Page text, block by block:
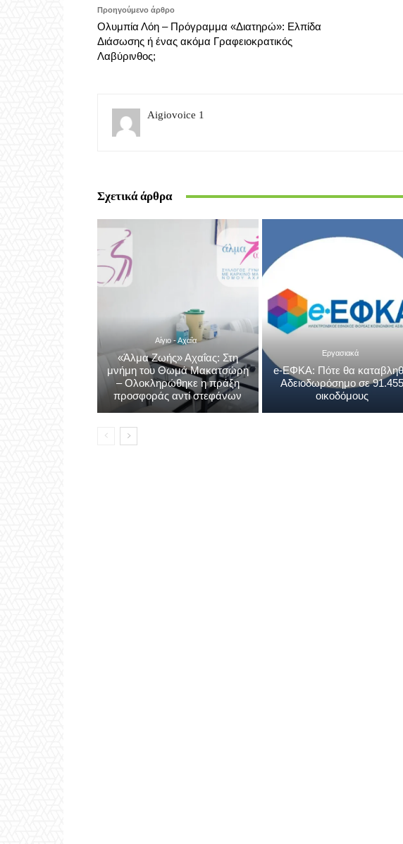
Λαβύρινθος;
Σχετικά άρθρα
Αίγιο - Αχαΐα
μνήμη του Θωμά Μακατσώρη
– Ολοκληρώθηκε η πράξη
Εργασιακά